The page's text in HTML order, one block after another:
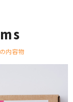
内容物